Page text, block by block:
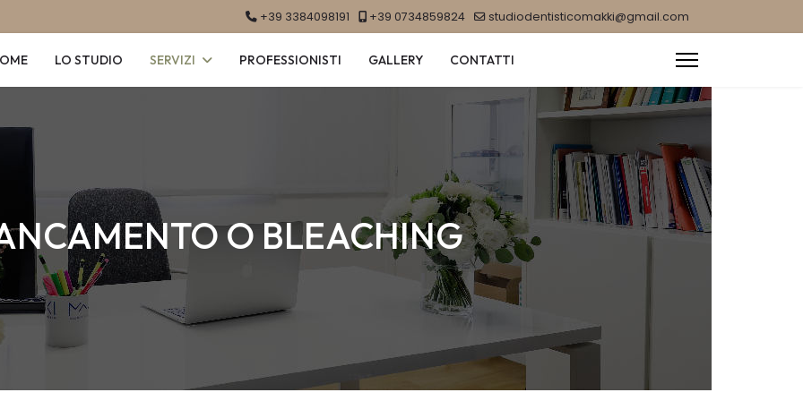
+39 3384098191 +39 0734859824 studiodentisticomakki@gmail.com
LO STUDIO SERVIZI PROFESSIONISTI GALLERY CONTATTI
O BLEACHING